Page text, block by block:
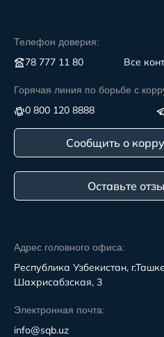
Адрес головного офиса:
Республика Узбекистан,
Шахрисабзская, 3
Электронная почта:
info@sqb.uz
Телефон доверия:
78 777 11 80 Все
Горячая линия по борьбе с
0 800 120 8888
Сообщить о
Оставьте